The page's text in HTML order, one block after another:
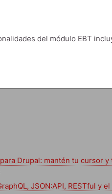
del módulo EBT
Drupal: mantén tu cursor
JSON:API, RESTful y